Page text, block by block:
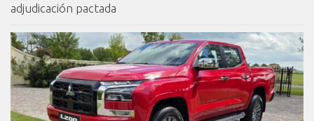
adjudicación pactada